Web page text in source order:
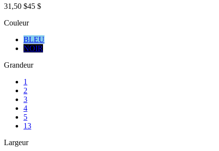
31,50 $45 $
Couleur
BLEU
NOIR
Grandeur
1
2
3
4
5
13
Largeur